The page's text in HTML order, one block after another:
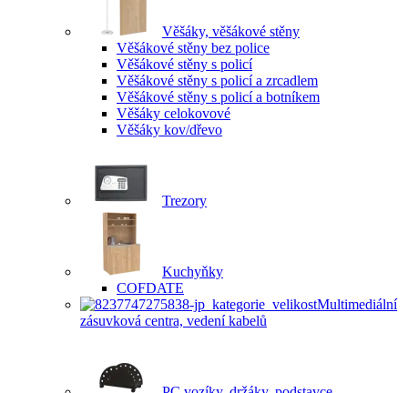
Věšáky, věšákové stěny
Věšákové stěny bez police
Věšákové stěny s policí
Věšákové stěny s policí a zrcadlem
Věšákové stěny s policí a botníkem
Věšáky celokovové
Věšáky kov/dřevo
Trezory
Kuchyňky
COFDATE
Multimediální
zásuvková centra, vedení kabelů